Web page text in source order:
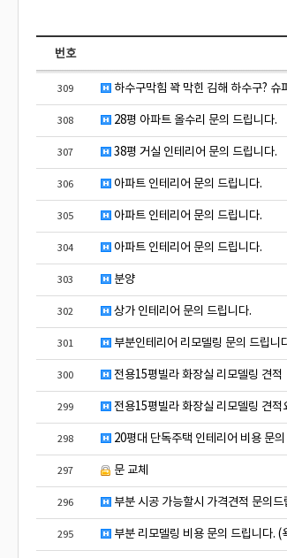
번호
309 하수구막힘 꽉 막힌 김해 하수구? 슈
308 28평 아파트 올수리 문의 드립니다.
307 38평 거실 인테리어 문의 드립니다.
306 아파트 인테리어 문의 드립니다.
305 아파트 인테리어 문의 드립니다.
304 아파트 인테리어 문의 드립니다.
303 분양
302 상가 인테리어 문의 드립니다.
301 부분인테리어 리모델링 문의 드립니
300 전용15평빌라 화장실 리모델링 견적
299 전용15평빌라 화장실 리모델링 견적
298 20평대 단독주택 인테리어 비용 문
297 문 교체
296 부분 시공 가능할시 가격견적 문의드
295 부분 리모델링 비용 문의 드립니다.